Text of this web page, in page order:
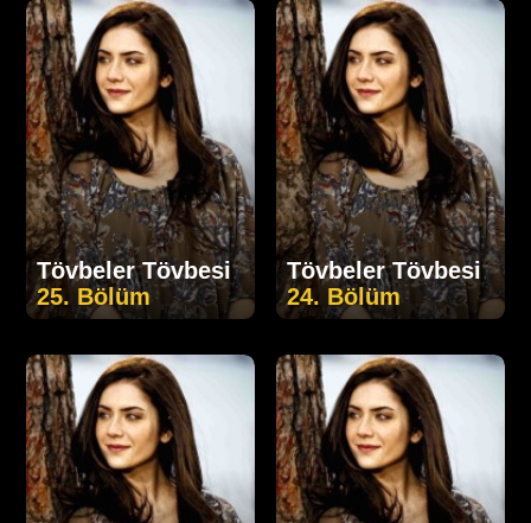
Tövbeler Tövbesi
25. Bölüm
Tövbeler Tövbesi
24. Bölüm